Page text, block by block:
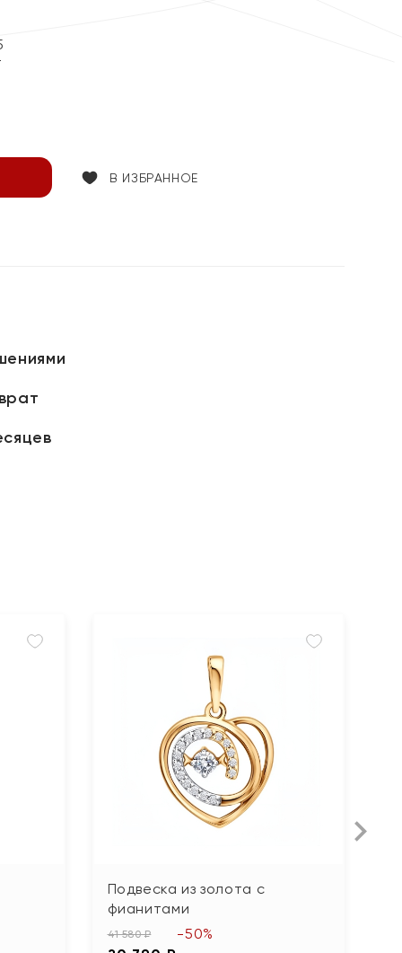
В ИЗБРАННОЕ
Подвеска из золота с
фианитами
41 580 ₽ -50%